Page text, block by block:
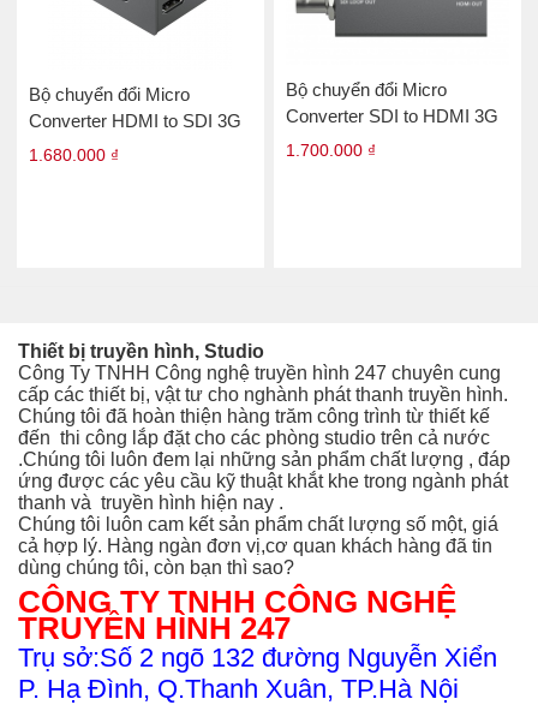
Bộ chuyển đổi Micro
Converter HDMI to SDI 3G
1.680.000 ₫
Bộ chuyển đổi Micro
Converter SDI to HDMI 3G
1.700.000 ₫
Thiết bị truyền hình, Studio
Công Ty TNHH Công nghệ truyền hình 247 chuyên cung
cấp các thiết bị, vật tư cho nghành phát thanh truyền hình.
Chúng tôi đã hoàn thiện hàng trăm công trình từ thiết kế
đến thi công lắp đặt cho các phòng studio trên cả nước
.Chúng tôi luôn đem lại những sản phẩm chất lượng , đáp
ứng được các yêu cầu kỹ thuật khắt khe trong ngành phát
thanh và truyền hình hiện nay .
Chúng tôi luôn cam kết sản phẩm chất lượng số một, giá
cả hợp lý. Hàng ngàn đơn vị,cơ quan khách hàng đã tin
dùng chúng tôi, còn bạn thì sao?
CÔNG TY TNHH CÔNG NGHỆ
TRUYỀN HÌNH 247
Trụ sở:Số 2 ngõ 132 đường Nguyễn Xiển
P. Hạ Đình, Q.Thanh Xuân, TP.Hà Nội